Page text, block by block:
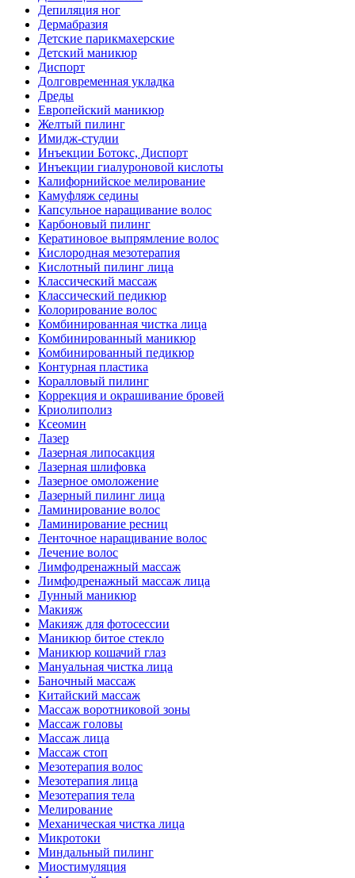
Депиляция ног
Дермабразия
Детские парикмахерские
Детский маникюр
Диспорт
Долговременная укладка
Дреды
Европейский маникюр
Желтый пилинг
Имидж-студии
Инъекции Ботокс, Диспорт
Инъекции гиалуроновой кислоты
Калифорнийское мелирование
Камуфляж седины
Капсульное наращивание волос
Карбоновый пилинг
Кератиновое выпрямление волос
Кислородная мезотерапия
Кислотный пилинг лица
Классический массаж
Классический педикюр
Колорирование волос
Комбинированная чистка лица
Комбинированный маникюр
Комбинированный педикюр
Контурная пластика
Коралловый пилинг
Коррекция и окрашивание бровей
Криолиполиз
Ксеомин
Лазер
Лазерная липосакция
Лазерная шлифовка
Лазерное омоложение
Лазерный пилинг лица
Ламинирование волос
Ламинирование ресниц
Ленточное наращивание волос
Лечение волос
Лимфодренажный массаж
Лимфодренажный массаж лица
Лунный маникюр
Макияж
Макияж для фотосессии
Маникюр битое стекло
Маникюр кошачий глаз
Мануальная чистка лица
Баночный массаж
Китайский массаж
Массаж воротниковой зоны
Массаж головы
Массаж лица
Массаж стоп
Мезотерапия волос
Мезотерапия лица
Мезотерапия тела
Мелирование
Механическая чистка лица
Микротоки
Миндальный пилинг
Миостимуляция